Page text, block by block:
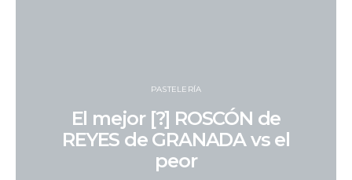
PASTELERÍA
El mejor [?] ROSCÓN de
REYES de GRANADA vs el
peor